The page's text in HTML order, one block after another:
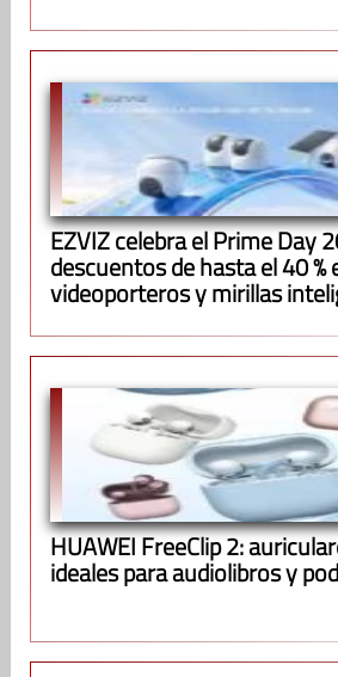
EZVIZ celebra el Prime Day
descuentos de hasta el 40 %
videoporteros y mirillas
HUAWEI FreeClip 2:
ideales para audiolibros y